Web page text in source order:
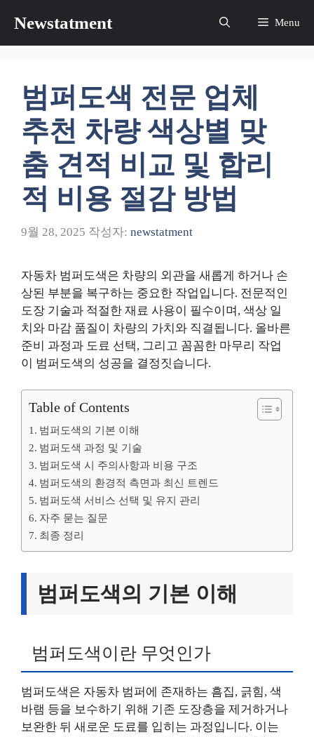
츠
Newstatment Menu
범퍼도색 전문 업체
추천 차량 색상별 맞
춤 견적 비교 및 합리
적 비용 절감 방법
9월 28, 2025 작성자: newstatment
자동차 범퍼도색은 차량의 외관을 새롭게 하거나 손
상된 부분을 복구하는 중요한 작업입니다. 전문적인
도장 기술과 적절한 재료 사용이 필수이며, 색상 일
치와 마감 품질이 차량의 가치와 직결됩니다. 올바른
준비 과정과 도료 선택, 그리고 꼼꼼한 마무리 작업
이 범퍼도색의 성공을 결정짓습니다.
Table of Contents
범퍼도색의 기본 이해
범퍼도색 과정 및 기술
범퍼도색 시 주의사항과 비용 구조
범퍼도색의 환경적 측면과 최신 트렌드
범퍼도색 서비스 선택 및 유지 관리
자주 묻는 질문
최종 정리
범퍼도색의 기본 이해
범퍼도색이란 무엇인가
범퍼도색은 자동차 범퍼에 존재하는 흠집, 긁힘, 색
바램 등을 보수하기 위해 기존 도장층을 제거하거나
보완한 뒤 새로운 도료를 입히는 과정입니다. 이는